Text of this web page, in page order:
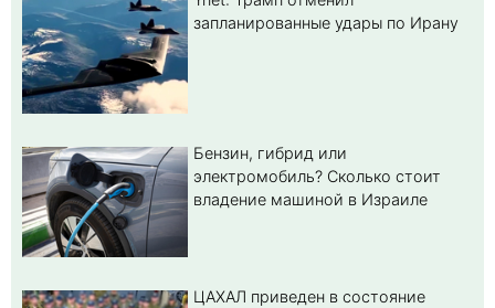
запланированные удары по Ирану
Бензин, гибрид или
электромобиль? Cколько стоит
владение машиной в Израиле
ЦАХАЛ приведен в состояние